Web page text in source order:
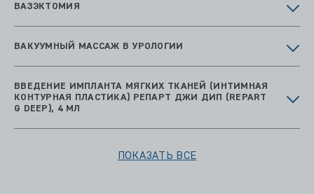
ВАЗЭКТОМИЯ
ВАКУУМНЫЙ МАССАЖ В УРОЛОГИИ
ВВЕДЕНИЕ ИМПЛАНТА МЯГКИХ ТКАНЕЙ (ИНТИМНАЯ
КОНТУРНАЯ ПЛАСТИКА) РЕПАРТ ДЖИ ДИП (REPART
G DEEP), 4 МЛ
ПОКАЗАТЬ ВСЕ